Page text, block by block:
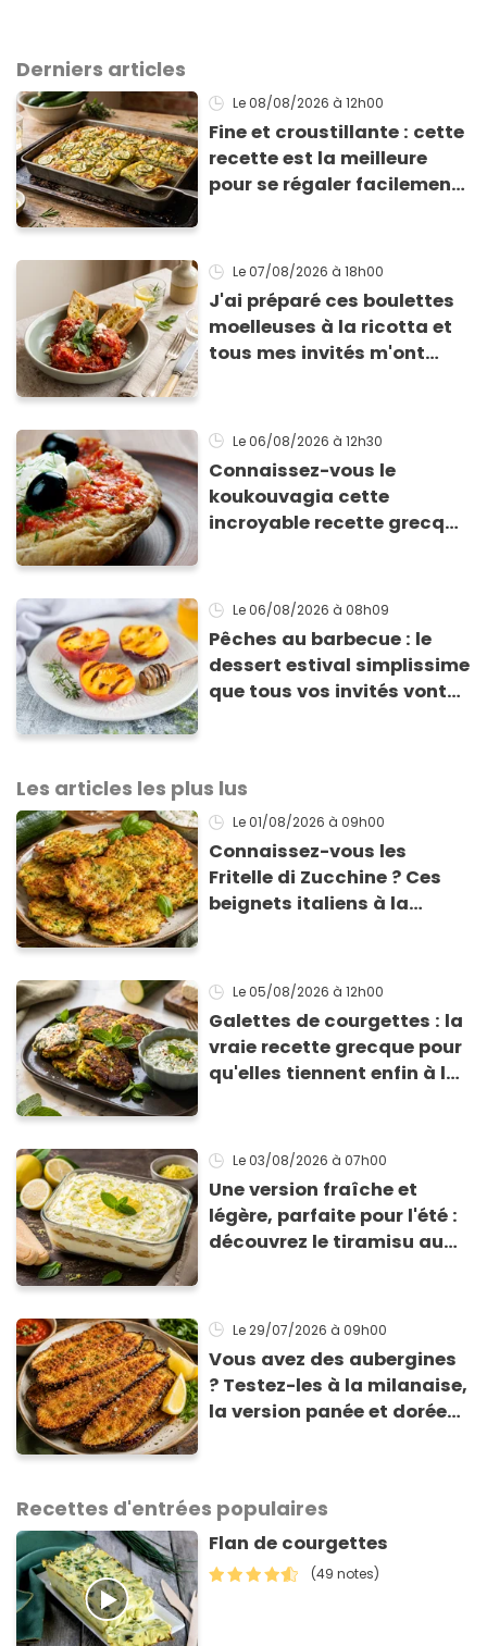
Derniers articles
Le 08/08/2026 à 12h00
Fine et croustillante : cette
recette est la meilleure
pour se régaler facilement
Le 07/08/2026 à 18h00
J'ai préparé ces boulettes
moelleuses à la ricotta et
tous mes invités m'ont
Le 06/08/2026 à 12h30
Connaissez-vous le
koukouvagia cette
incroyable recette grecque
Le 06/08/2026 à 08h09
Pêches au barbecue : le
dessert estival simplissime
que tous vos invités vont
Les articles les plus lus
Le 01/08/2026 à 09h00
Connaissez-vous les
Fritelle di Zucchine ? Ces
beignets italiens à la
Le 05/08/2026 à 12h00
Galettes de courgettes : la
vraie recette grecque pour
qu'elles tiennent enfin à la
Le 03/08/2026 à 07h00
Une version fraîche et
légère, parfaite pour l'été :
découvrez le tiramisu au
Le 29/07/2026 à 09h00
Vous avez des aubergines
? Testez-les à la milanaise,
la version panée et dorée
Recettes d'entrées populaires
Flan de courgettes
(49 notes)